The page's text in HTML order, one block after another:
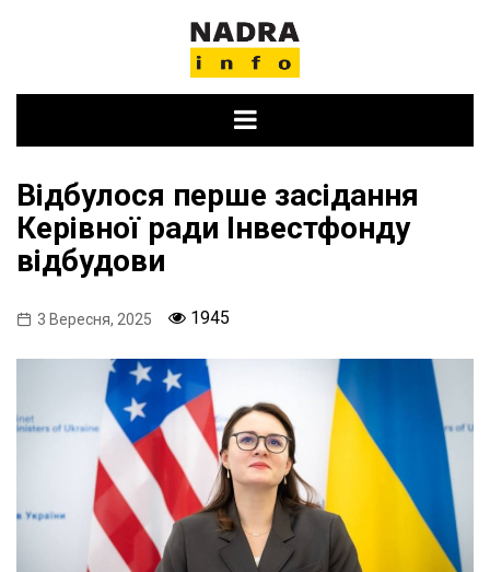
Відбулося перше засідання
Керівної ради Інвестфонду
відбудови
3 Вересня, 2025 1945